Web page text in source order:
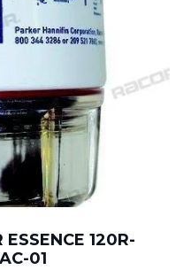
ESSENCE 120R-
01